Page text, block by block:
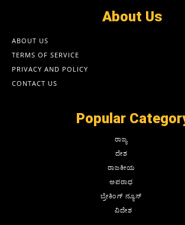
About Us
ABOUT US
TERMS OF SERVICE
PRIVACY AND POLICY
CONTACT US
Popular
ರಾಜ್ಯ
ದೇಶ
ರಾಜಕೀಯ
ಅಪರಾಧ
ಬ್ರೇಕಿಂಗ್ ನ್ಯೂಸ್
ವಿದೇಶ